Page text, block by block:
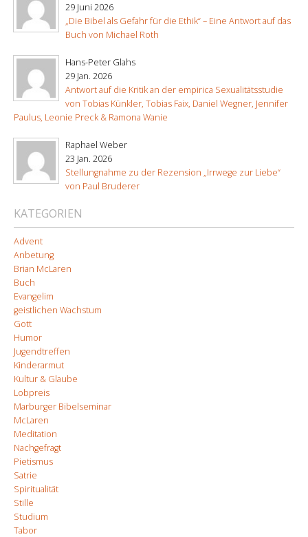
29 Juni 2026
„Die Bibel als Gefahr für die Ethik“ – Eine Antwort auf das
Buch von Michael Roth
Hans-Peter Glahs
29 Jan. 2026
Antwort auf die Kritik an der empirica Sexualitätsstudie
von Tobias Künkler, Tobias Faix, Daniel Wegner, Jennifer
Paulus, Leonie Preck & Ramona Wanie
Raphael Weber
23 Jan. 2026
Stellungnahme zu der Rezension „Irrwege zur Liebe“
von Paul Bruderer
KATEGORIEN
Advent
Anbetung
Brian McLaren
Buch
Evangelim
geistlichen Wachstum
Gott
Humor
Jugendtreffen
Kinderarmut
Kultur & Glaube
Lobpreis
Marburger Bibelseminar
McLaren
Meditation
Nachgefragt
Pietismus
Satrie
Spiritualität
Stille
Studium
Tabor